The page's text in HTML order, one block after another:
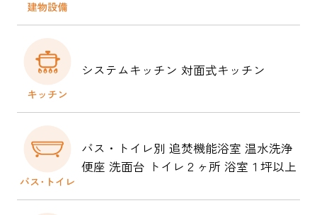
システムキッチン 対面式キッチン
バス・トイレ別 追焚機能浴室 温水洗浄
便座 洗面台 トイレ２ヶ所 浴室１坪以上